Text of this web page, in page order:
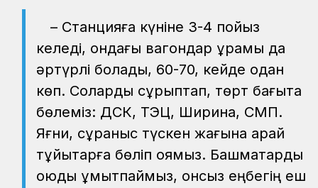
– Станцияға күніне 3-4 пойыз
келеді, ондағы вагондар құрамы да
әртүрлі болады, 60-70, кейде одан
көп. Соларды сұрыптап, төрт бағытқа
бөлеміз: ДСК, ТЭЦ, Ширина, СМП.
Яғни, сұраныс түскен жағына қарай
тұйықтарға бөліп қоямыз. Башмақтарды
қоюды ұмытпаймыз, онсыз еңбегің еш